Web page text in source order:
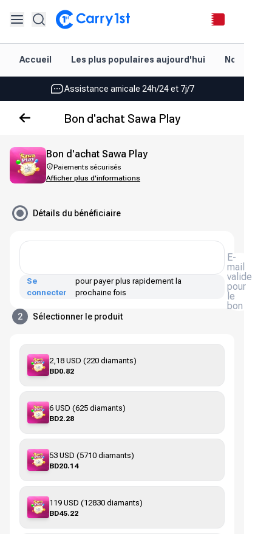
Accueil Les plus populaires aujourd'hui
Les meilleures offres pour vos meilleurs jeux
Assistance amicale 24h/24 et 7j/7
Noté 4,45 sur Google Play et l'App Store
Les meilleures offres pour vos meilleurs jeux
Noté 4,45 sur Google Play et l'App Store
Bon d'achat Sawa Play
Bon d'achat Sawa Play
Paiements sécurisés
Afficher plus d'informations
Détails du bénéficiaire
E-
mail
valide
pour
le
bon
Se
connecter
pour payer plus rapidement la
prochaine fois
2 Sélectionner le produit
2,18 USD (220 diamants)
BD0.82
6 USD (625 diamants)
BD2.28
53 USD (5710 diamants)
BD20.14
119 USD (12830 diamants)
BD45.22